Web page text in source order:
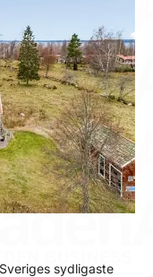
sydligaste